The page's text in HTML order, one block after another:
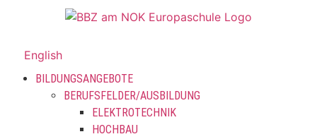
English
BILDUNGSANGEBOTE
BERUFSFELDER/AUSBILDUNG
ELEKTROTECHNIK
HOCHBAU